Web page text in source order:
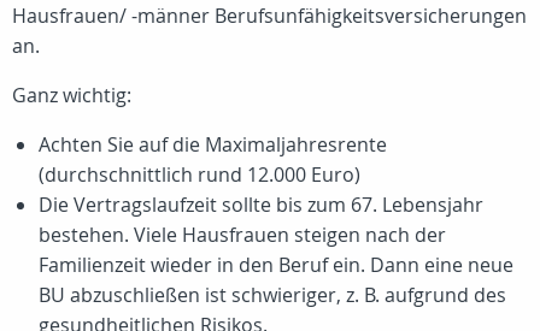
Hausfrauen/ -männer Berufsunfähigkeitsversicherungen
an.
Ganz wichtig:
Achten Sie auf die Maximaljahresrente
(durchschnittlich rund 12.000 Euro)
Die Vertragslaufzeit sollte bis zum 67. Lebensjahr
bestehen. Viele Hausfrauen steigen nach der
Familienzeit wieder in den Beruf ein. Dann eine neue
BU abzuschließen ist schwieriger, z. B. aufgrund des
gesundheitlichen Risikos.